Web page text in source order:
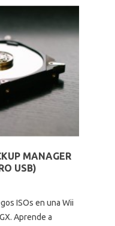
MANAGER
USB)
ISOs en una Wii
Aprende a